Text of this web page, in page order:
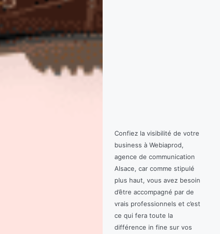
Confiez la visibilité de votre
business à Webiaprod,
agence de communication
Alsace, car comme stipulé
plus haut, vous avez besoin
d’être accompagné par de
vrais professionnels et c’est
ce qui fera toute la
différence in fine sur vos